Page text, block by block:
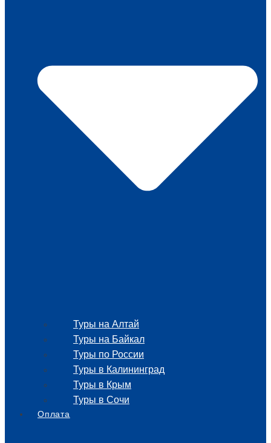
Туры на Алтай
Туры на Байкал
Туры по России
Туры в Калининград
Туры в Крым
Туры в Сочи
Оплата